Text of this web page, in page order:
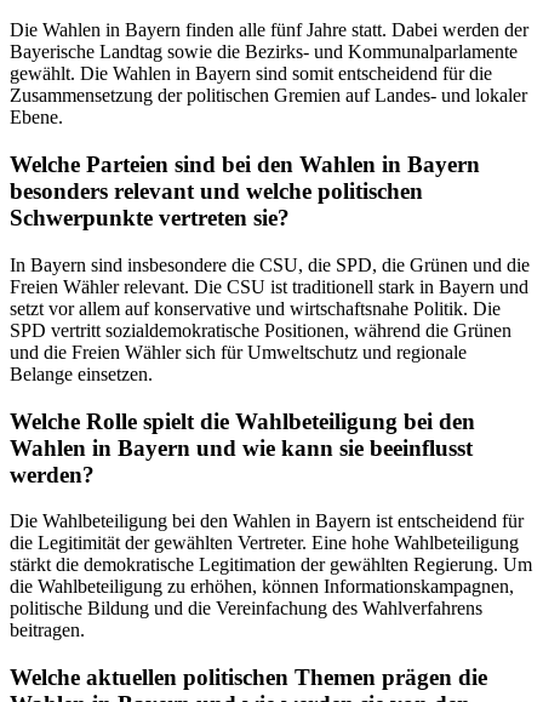
Die Wahlen in Bayern finden alle fünf Jahre statt. Dabei werden der
Bayerische Landtag sowie die Bezirks- und Kommunalparlamente
gewählt. Die Wahlen in Bayern sind somit entscheidend für die
Zusammensetzung der politischen Gremien auf Landes- und lokaler
Ebene.
Welche Parteien sind bei den Wahlen in Bayern
besonders relevant und welche politischen
Schwerpunkte vertreten sie?
In Bayern sind insbesondere die CSU, die SPD, die Grünen und die
Freien Wähler relevant. Die CSU ist traditionell stark in Bayern und
setzt vor allem auf konservative und wirtschaftsnahe Politik. Die
SPD vertritt sozialdemokratische Positionen, während die Grünen
und die Freien Wähler sich für Umweltschutz und regionale
Belange einsetzen.
Welche Rolle spielt die Wahlbeteiligung bei den
Wahlen in Bayern und wie kann sie beeinflusst
werden?
Die Wahlbeteiligung bei den Wahlen in Bayern ist entscheidend für
die Legitimität der gewählten Vertreter. Eine hohe Wahlbeteiligung
stärkt die demokratische Legitimation der gewählten Regierung. Um
die Wahlbeteiligung zu erhöhen, können Informationskampagnen,
politische Bildung und die Vereinfachung des Wahlverfahrens
beitragen.
Welche aktuellen politischen Themen prägen die